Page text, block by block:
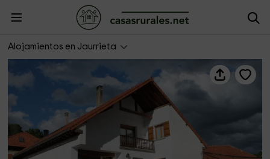
Alojamientos en Jaurrieta